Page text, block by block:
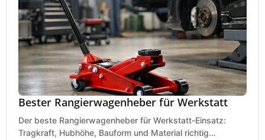
Bester Rangierwagenheber für Werkstatt
Der beste Rangierwagenheber für Werkstatt-Einsatz:
Tragkraft, Hubhöhe, Bauform und Material richtig